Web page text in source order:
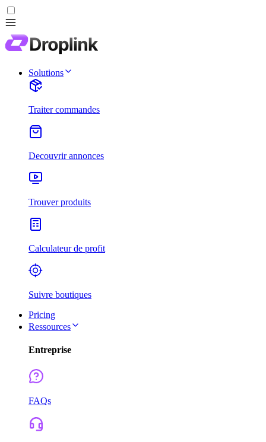
Solutions
Traiter commandes
Decouvrir annonces
Trouver produits
Calculateur de profit
Suivre boutiques
Pricing
Ressources
Entreprise
FAQs